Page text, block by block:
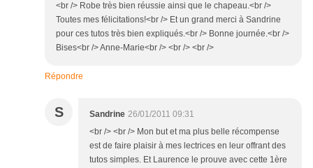
<br /> Robe très bien réussie ainsi que le chapeau.<br />
Toutes mes félicitations!<br /> Et un grand merci à Sandrine
pour ces tutos très bien expliqués.<br /> Bonne journée.<br />
Bises<br /> Anne-Marie<br /> <br /> <br />
Répondre
S Sandrine 26/01/2011 09:31
<br /> <br /> Mon but et ma plus belle récompense
est de faire plaisir à mes lectrices en leur offrant des
tutos simples. Et Laurence le prouve avec cette 1ère